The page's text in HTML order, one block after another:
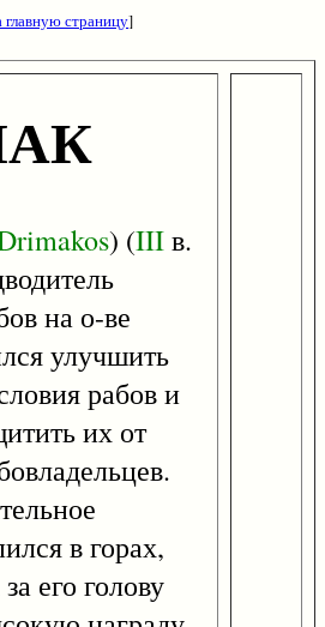
главную страницу]
) (IIIв.
на о-ве
улучшить
рабов и
их от
в горах,
его голову